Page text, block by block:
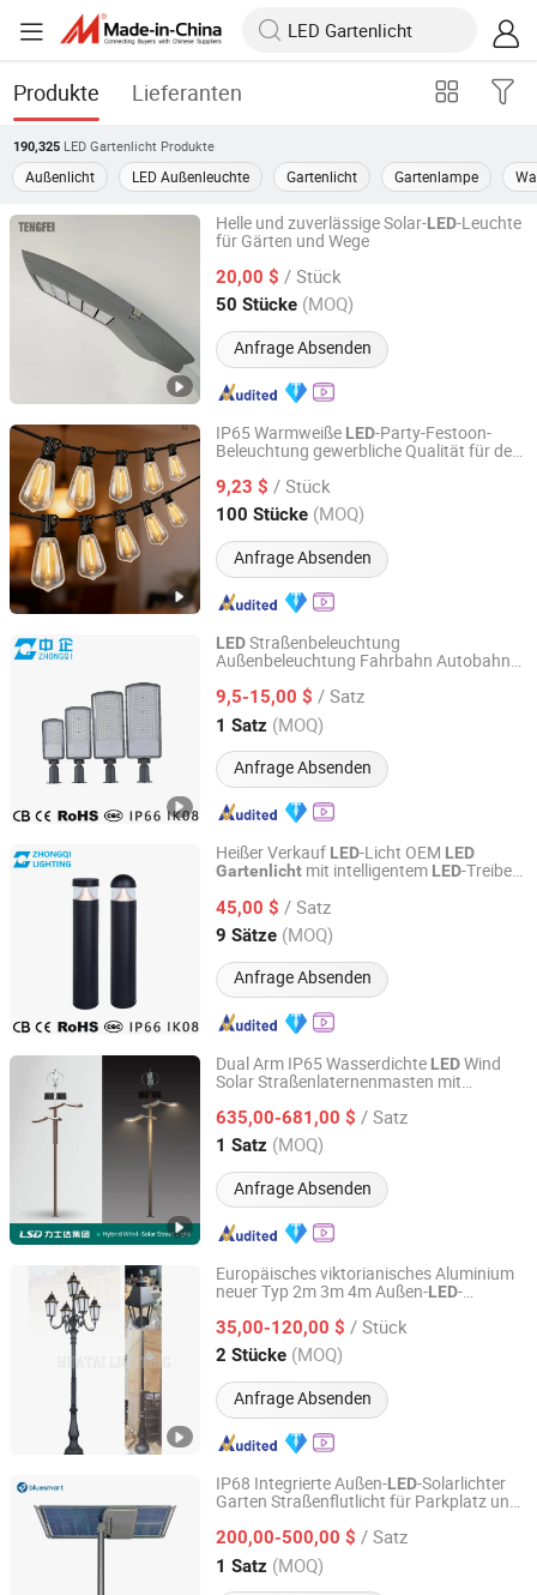
Produkte Lieferanten
190,325 LED Gartenlicht Produkte
Außenlicht LED Außenleuchte Gartenlicht Gartenlampe
Helle und zuverlässige Solar-LED-Leuchte
für Gärten und Wege
20,00 $ / Stück
50 Stücke (MOQ)
Anfrage Absenden
Yangzhou Tengfei Steel Lighting Equipment Co., Ltd
Jiangsu, China Seit 2025
IP65 Warmweiße LED-Party-Festoon-
Beleuchtung gewerbliche Qualität für den
Terrasse Garten Feiertag Hochzeit Licht
9,23 $ / Stück
100 Stücke (MOQ)
Anfrage Absenden
Ningbo Hengboyi Lamp Co., Ltd.
Zhejiang, China Seit 2025
LEDStraßenbeleuchtung
Außenbeleuchtung Fahrbahn Autobahn
150W Watt Fabrikpreis
Projektor Solar Kamera Beleuchtung
Garten
9,5-15,00 $ / Satz
1 Satz (MOQ)
Anfrage Absenden
HangZhou ZhongMing PhotoElectricity Co.,Ltd.
Zhejiang, China Seit 2024
Heißer Verkauf LED-Licht OEM LED
Gartenlicht mit intelligentem LED-Treiber
RoHS Solar Außenbeleuchtung
45,00 $ / Satz
9 Sätze (MOQ)
Anfrage Absenden
HangZhou ZhongMing PhotoElectricity Co.,Ltd.
Seit 2024
Dual Arm IP65 Wasserdichte LEDWind
Solar Straßenlaternenmasten mit
für 150W Strom für Straße Garten Rasen
635,00-681,00 $ / Satz
1 Satz (MOQ)
Anfrage Absenden
Sichuan Lishida Smart Lighting Technology Co., Ltd.
Sichuan, China Seit 2025
Europäisches viktorianisches Aluminium
neuer Typ 2m 3m 4m Außen-LED-
35,00-120,00 $ / Stück
2 Stücke (MOQ)
Anfrage Absenden
Yangzhou Huatai Lighting Group Co., Ltd
Jiangsu, China Seit 2024
IP68 Integrierte Außen-LED-Solarlichter
Garten Straßenflutlicht für Parkplatz und
200,00-500,00 $ / Satz
1 Satz (MOQ)
Bluesmart Solar PV Co., Ltd.
Seit 2016